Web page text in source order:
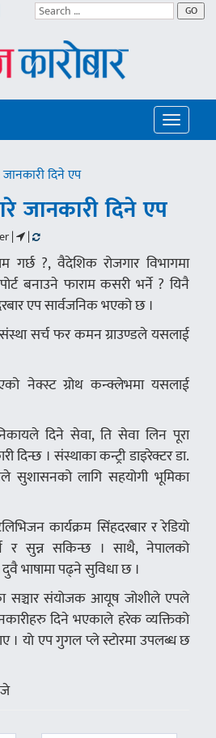
GO
Toggle
दिने एप
जानकारी दिने एप
| |
?, वैदेशिक रोजगार विभागमा
बनाउने फाराम कसरी भर्ने ? यिनै
एप सार्वजनिक भएको छ ।
सर्च फर कमन ग्राउण्डले यसलाई
नेक्स्ट ग्रोथ कन्क्लेभमा यसलाई
दिने सेवा, ति सेवा लिन पूरा
दिन्छ । संस्थाका कन्ट्री डाइरेक्टर डा.
सुशासनको लागि सहयोगी भूमिका
कार्यक्रम सिंहदरबार र रेडियो
र सुन्न सकिन्छ । साथै, नेपालको
भाषामा पढ्ने सुविधा छ ।
सञ्चार संयोजक आयूष जोशीले एपले
दिने भएकाले हरेक व्यक्तिको
। याे एप गुगल प्ले स्टाेरमा उपलब्ध छ